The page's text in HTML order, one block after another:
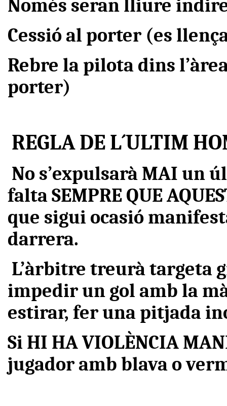
Només seran lliure
Cessió al porter (es
Rebre la pilota dins
porter)
REGLA DE L´ULTIM
No s’expulsarà MAI un
falta SEMPRE QUE
que sigui ocasió
darrera.
L’àrbitre treurà targeta
impedir un gol amb la
estirar, fer una pitjada
Si HI HA VIOLÈNCIA
jugador amb blava o